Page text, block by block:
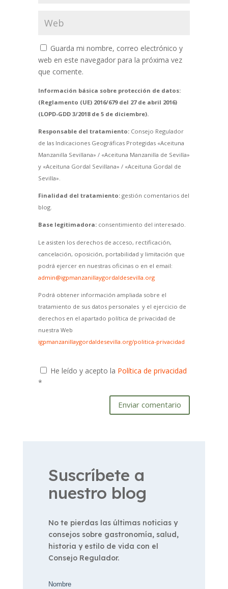
Guarda mi nombre, correo electrónico y
web en este navegador para la próxima vez
que comente.
Información básica sobre protección de datos:
(Reglamento (UE) 2016/679 del 27 de abril 2016)
(LOPD-GDD 3/2018 de 5 de diciembre).
Responsable del tratamiento:Consejo Regulador
de las Indicaciones Geográficas Protegidas «Aceituna
Manzanilla Sevillana» / «Aceituna Manzanilla de Sevilla»
y «Aceituna Gordal Sevillana» / «Aceituna Gordal de
Sevilla».
Finalidad del tratamiento:gestión comentarios del
blog.
Base legitimadora:consentimiento del interesado.
Le asisten los derechos de acceso, rectificación,
cancelación, oposición, portabilidad y limitación que
podrá ejercer en nuestras oficinas o en el email:
admin@igpmanzanillaygordaldesevilla.org
Podrá obtener información ampliada sobre el
tratamiento de sus datos personales y el ejercicio de
derechos en el apartado política de privacidad de
nuestra Web
igpmanzanillaygordaldesevilla.org/politica-privacidad
He leído y acepto la Política de privacidad
*
Enviar comentario
Suscríbete a
nuestro blog
No te pierdas las últimas noticias y
consejos sobre gastronomía, salud,
historia y estilo de vida con el
Consejo Regulador.